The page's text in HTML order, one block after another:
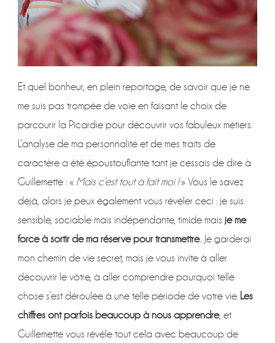
Et quel bonheur, en plein reportage, de savoir que je ne
me suis pas trompée de voie en faisant le choix de
parcourir la Picardie pour découvrir vos fabuleux métiers.
L’analyse de ma personnalité et de mes traits de
caractère a été époustouflante tant je cessais de dire à
Guillemette : « Mais c’est tout à fait moi !» Vous le savez
déjà, alors je peux également vous révéler ceci : je suis
sensible, sociable mais indépendante, timide mais je me
force à sortir de ma réserve pour transmettre.. Je garderai
mon chemin de vie secret, mais je vous invite à aller
découvrir le vôtre, à aller comprendre pourquoi telle
chose s’est déroulée à une telle période de votre vie. Les
chiffres ont parfois beaucoup à nous apprendre, et
Guillemette vous révèle tout cela avec beaucoup de